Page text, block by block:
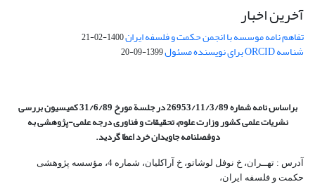
آخرین اخبار
تفاهم نامه موسسه با انجمن حکمت و فلسفه ایران1400-02-21
شناسه ORCID برای نویسنده مسئول 1399-09-20
براساس نامه شماره 26953/11/3/89 در جلسة مورخ 31/6/89 کمیسیون
بررسی
نشریات علمی کشور وزارت علوم، تحقیقات و فناوری درجه علمی‌-پژوهشیبه
دوفصلنامه جاویدان خرد اعطا گردید.
آدرس : تهــران، خ نوفل لوشاتو، خ آراکلیان، شماره 4،‌ مؤسسه پژوهشی
حکمت و فلسفه ایران،‌